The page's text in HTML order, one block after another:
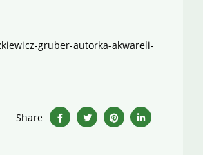
gruber-autorka-akwareli-
Share